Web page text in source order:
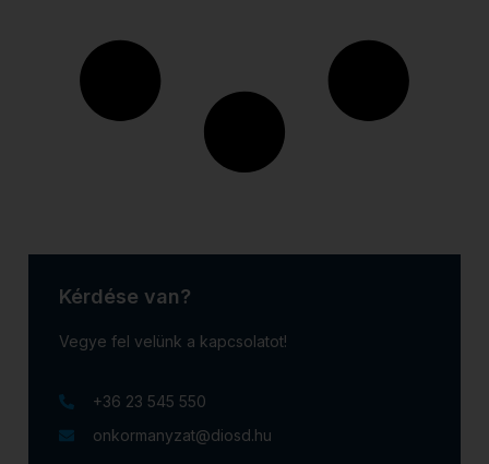
Kérdése van?
Vegye fel velünk a kapcsolatot!
+36 23 545 550
onkormanyzat@diosd.hu